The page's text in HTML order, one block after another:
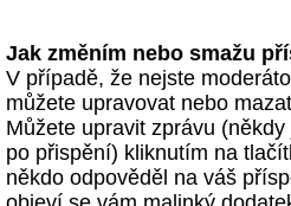
Jak změním nebo smažu
V případě, že nejste
můžete upravovat nebo
Můžete upravit zprávu
po přispění) kliknutím na
někdo odpověděl na váš